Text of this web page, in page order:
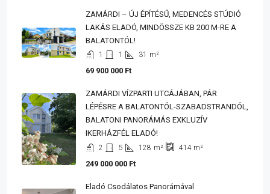
ZAMÁRDI – ÚJ ÉPÍTÉSŰ, MEDENCÉS STÚDIÓ
LAKÁS ELADÓ, MINDÖSSZE KB 200 M-RE A
BALATONTÓL!
1 1 31 m²
69 900 000 Ft
ZAMÁRDI VÍZPARTI UTCÁJÁBAN, PÁR
LÉPÉSRE A BALATONTÓL-SZABADSTRANDÓL,
BALATONI PANORÁMÁS EXKLUZÍV
IKERHÁZFÉL ELADÓ!
2 5 128 m² 414 m²
249 000 000 Ft
Eladó Csodálatos Panorámával